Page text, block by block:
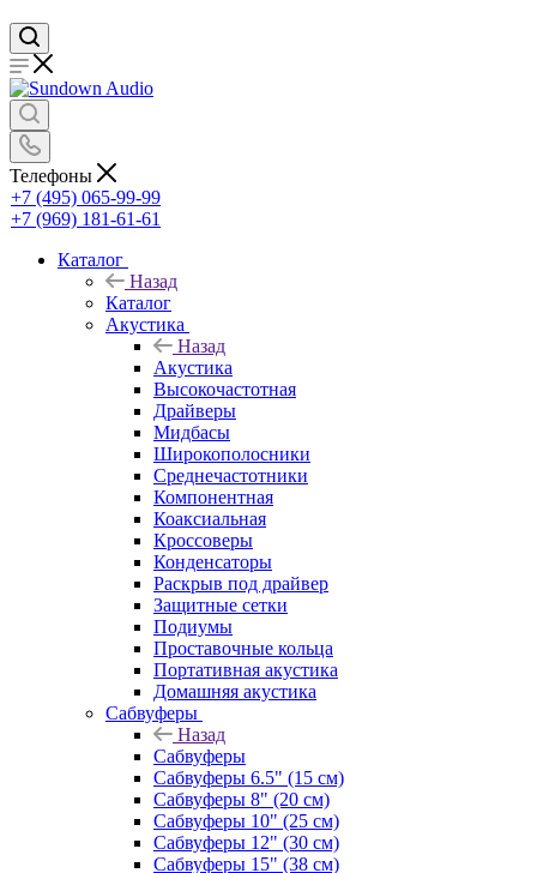
Телефоны
+7 (495) 065-99-99
+7 (969) 181-61-61
Каталог
Назад
Каталог
Акустика
Назад
Акустика
Высокочастотная
Драйверы
Мидбасы
Широкополосники
Среднечастотники
Компонентная
Коаксиальная
Кроссоверы
Конденсаторы
Раскрыв под драйвер
Защитные сетки
Подиумы
Проставочные кольца
Портативная акустика
Домашняя акустика
Сабвуферы
Назад
Сабвуферы
Сабвуферы 6.5" (15 см)
Сабвуферы 8" (20 см)
Сабвуферы 10" (25 см)
Сабвуферы 12" (30 см)
Сабвуферы 15" (38 см)